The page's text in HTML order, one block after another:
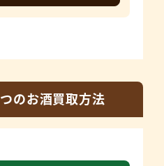
つのお酒買取方法